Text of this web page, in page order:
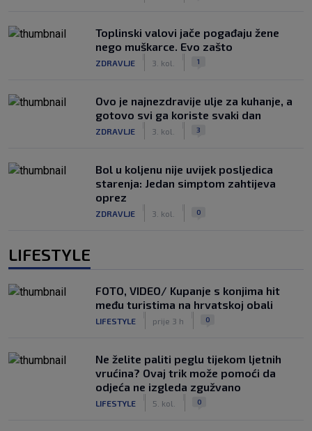
Toplinski valovi jače pogađaju žene
nego muškarce. Evo zašto
ZDRAVLJE 3. kol. 1
Ovo je najnezdravije ulje za kuhanje, a
gotovo svi ga koriste svaki dan
ZDRAVLJE 3. kol. 3
Bol u koljenu nije uvijek posljedica
starenja: Jedan simptom zahtijeva
oprez
ZDRAVLJE 3. kol. 0
LIFESTYLE
FOTO, VIDEO/ Kupanje s konjima hit
među turistima na hrvatskoj obali
LIFESTYLE prije 3 h 0
Ne želite paliti peglu tijekom ljetnih
vrućina? Ovaj trik može pomoći da
odjeća ne izgleda zgužvano
LIFESTYLE 5. kol. 0